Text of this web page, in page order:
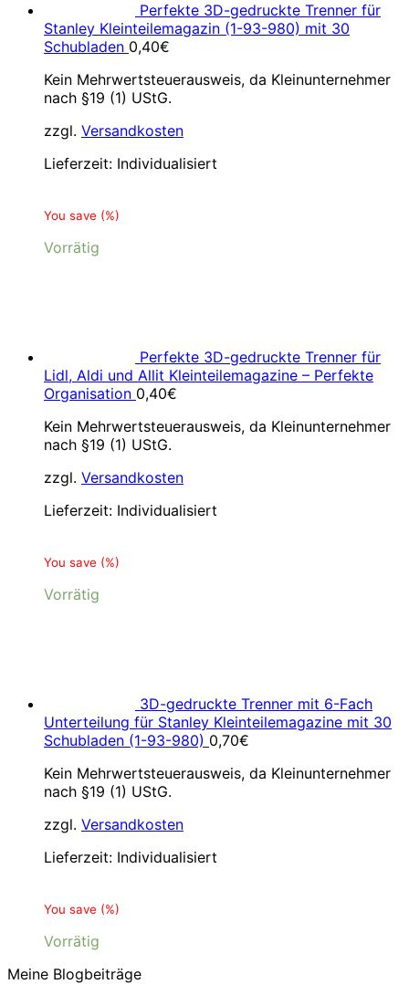
Perfekte 3D-gedruckte Trenner für
Stanley Kleinteilemagazin (1-93-980) mit 30
Schubladen 0,40€
Kein Mehrwertsteuerausweis, da Kleinunternehmer
nach §19 (1) UStG.
zzgl. Versandkosten
Lieferzeit: Individualisiert
You save (%)
Vorrätig
Perfekte 3D-gedruckte Trenner für
Lidl, Aldi und Allit Kleinteilemagazine – Perfekte
Organisation 0,40€
Kein Mehrwertsteuerausweis, da Kleinunternehmer
nach §19 (1) UStG.
zzgl. Versandkosten
Lieferzeit: Individualisiert
You save (%)
Vorrätig
3D-gedruckte Trenner mit 6-Fach
Unterteilung für Stanley Kleinteilemagazine mit 30
Schubladen (1-93-980) 0,70€
Kein Mehrwertsteuerausweis, da Kleinunternehmer
nach §19 (1) UStG.
zzgl. Versandkosten
Lieferzeit: Individualisiert
You save (%)
Vorrätig
Meine Blogbeiträge